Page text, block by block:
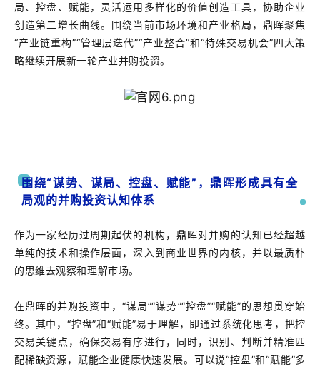
局、控盘、赋能，灵活运用多样化的价值创造工具，协助企业
创造第二增长曲线。围绕当前市场环境和产业格局，鼎晖聚焦
“产业链重构”“管理层迭代”“产业整合”和“特殊交易机会”四大策
略继续开展新一轮产业并购投资。
围绕“谋势、谋局、控盘、赋能”，鼎晖形成具有全
局观的并购投资认知体系
作为一家经历过周期起伏的机构，鼎晖对并购的认知已经超越
单纯的技术和操作层面，深入到商业世界的内核，并以最质朴
的思维去观察和理解市场。
在鼎晖的并购投资中，“谋局”“谋势”“控盘”“赋能”的思想贯穿始
终。其中，“控盘”和“赋能”易于理解，即通过系统化思考，把控
交易关键点，确保交易有序进行，同时，识别、判断并精准匹
配稀缺资源，赋能企业健康快速发展。可以说“控盘”和“赋能”多